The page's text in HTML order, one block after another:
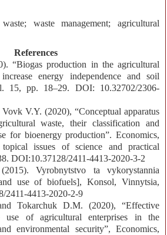
waste; waste management; agricultural
References
“Biogas production in the agricultural
energy independence and soil
15, рр. 18–29. DOI: 10.32702/2306-
V.Y. (2020), “Conceptual apparatus
waste, their classification and
for bioenergy production”. Economics,
topical issues of science and practical
DOI:10.37128/2411-4413-2020-3-2
Vyrobnytstvo ta vykorystannia
use of biofuels], Konsol, Vinnytsia,
2411-4413-2020-2-9
Tokarchuk D.M. (2020), “Effective
use of agricultural enterprises in the
environmental security”, Economics,